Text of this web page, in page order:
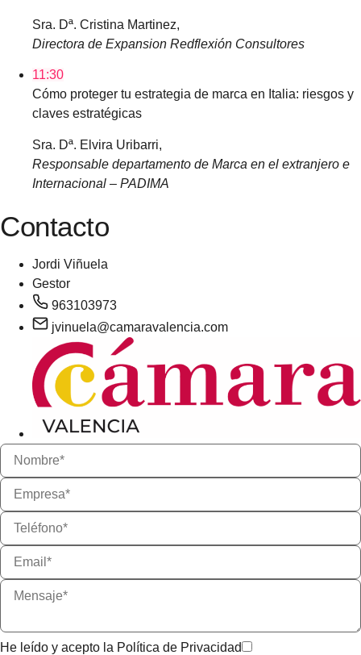
Sra. Dª. Cristina Martinez,
Directora de Expansion Redflexión Consultores
11:30
Cómo proteger tu estrategia de marca en Italia: riesgos y
claves estratégicas
Sra. Dª. Elvira Uribarri,
Responsable departamento de Marca en el extranjero e
Internacional – PADIMA
Contacto
Jordi Viñuela
Gestor
963103973
jvinuela@camaravalencia.com
He leído y acepto la Política de Privacidad